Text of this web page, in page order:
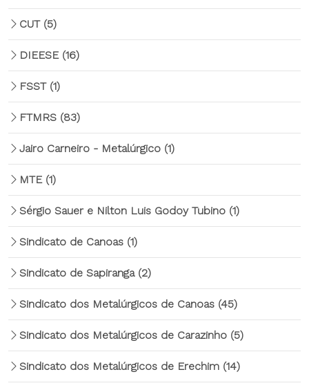
CUT (5)
DIEESE (16)
FSST (1)
FTMRS (83)
Jairo Carneiro - Metalúrgico (1)
MTE (1)
Sérgio Sauer e Nilton Luis Godoy Tubino (1)
Sindicato de Canoas (1)
Sindicato de Sapiranga (2)
Sindicato dos Metalúrgicos de Canoas (45)
Sindicato dos Metalúrgicos de Carazinho (5)
Sindicato dos Metalúrgicos de Erechim (14)